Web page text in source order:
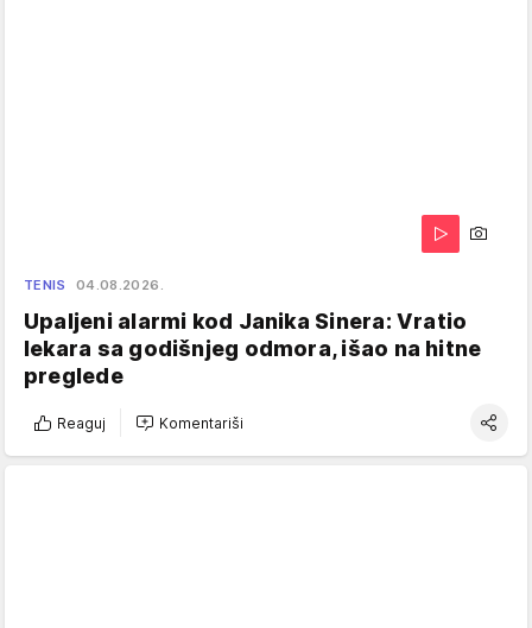
TENIS 04.08.2026.
Upaljeni alarmi kod Janika Sinera: Vratio
lekara sa godišnjeg odmora, išao na hitne
preglede
Reaguj Komentariši